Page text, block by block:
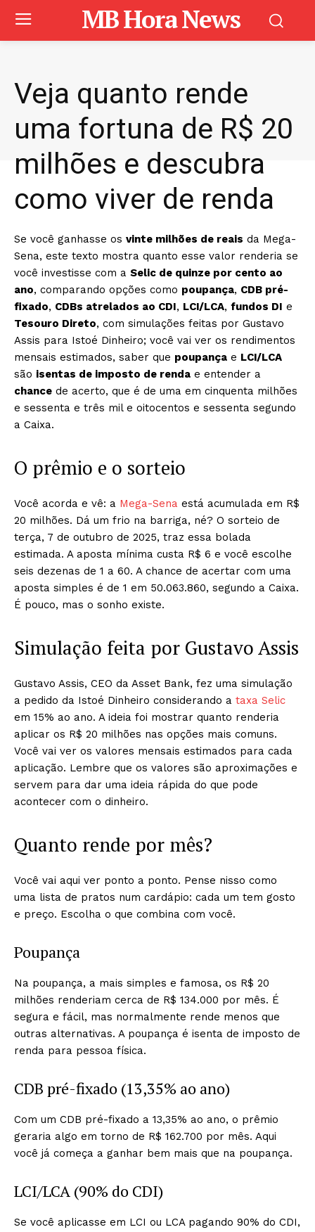
MB Hora News
Veja quanto rende
uma fortuna de R$ 20
milhões e descubra
como viver de renda
Se você ganhasse os vinte milhões de reais da Mega-
Sena, este texto mostra quanto esse valor renderia se
você investisse com a Selic de quinze por cento ao
ano, comparando opções como poupança, CDB pré-
fixado, CDBs atrelados ao CDI, LCI/LCA, fundos DI e
Tesouro Direto, com simulações feitas por Gustavo
Assis para Istoé Dinheiro; você vai ver os rendimentos
mensais estimados, saber que poupança e LCI/LCA
são isentas de imposto de renda e entender a
chance de acerto, que é de uma em cinquenta milhões
e sessenta e três mil e oitocentos e sessenta segundo
a Caixa.
O prêmio e o sorteio
Você acorda e vê: a Mega-Sena está acumulada em R$
20 milhões. Dá um frio na barriga, né? O sorteio de
terça, 7 de outubro de 2025, traz essa bolada
estimada. A aposta mínima custa R$ 6 e você escolhe
seis dezenas de 1 a 60. A chance de acertar com uma
aposta simples é de 1 em 50.063.860, segundo a Caixa.
É pouco, mas o sonho existe.
Simulação feita por Gustavo Assis
Gustavo Assis, CEO da Asset Bank, fez uma simulação
a pedido da Istoé Dinheiro considerando a taxa Selic
em 15% ao ano. A ideia foi mostrar quanto renderia
aplicar os R$ 20 milhões nas opções mais comuns.
Você vai ver os valores mensais estimados para cada
aplicação. Lembre que os valores são aproximações e
servem para dar uma ideia rápida do que pode
acontecer com o dinheiro.
Quanto rende por mês?
Você vai aqui ver ponto a ponto. Pense nisso como
uma lista de pratos num cardápio: cada um tem gosto
e preço. Escolha o que combina com você.
Poupança
Na poupança, a mais simples e famosa, os R$ 20
milhões renderiam cerca de R$ 134.000 por mês. É
segura e fácil, mas normalmente rende menos que
outras alternativas. A poupança é isenta de imposto de
renda para pessoa física.
CDB pré-fixado (13,35% ao ano)
Com um CDB pré-fixado a 13,35% ao ano, o prêmio
geraria algo em torno de R$ 162.700 por mês. Aqui
você já começa a ganhar bem mais que na poupança.
LCI/LCA (90% do CDI)
Se você aplicasse em LCI ou LCA pagando 90% do CDI,